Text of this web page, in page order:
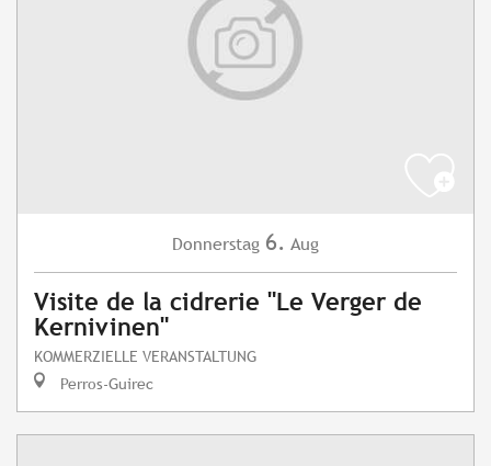
Donnerstag 6. Aug
Visite de la cidrerie "Le Verger de
Kernivinen"
KOMMERZIELLE VERANSTALTUNG
Perros-Guirec